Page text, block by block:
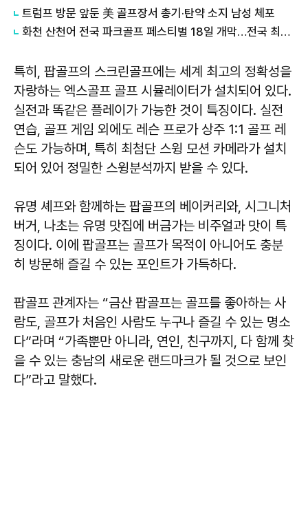
트럼프 방문 앞둔 美 골프장서 총기·탄약 소지 남성 체포
화천 산천어 전국 파크골프 페스티벌 18일 개막…전국 최대 3200명 출전
특히, 팝골프의 스크린골프에는 세계 최고의 정확성을
자랑하는 엑스골프 골프 시뮬레이터가 설치되어 있다.
실전과 똑같은 플레이가 가능한 것이 특징이다. 실전
연습, 골프 게임 외에도 레슨 프로가 상주 1:1 골프 레
슨도 가능하며, 특히 최첨단 스윙 모션 카메라가 설치
되어 있어 정밀한 스윙분석까지 받을 수 있다.
유명 셰프와 함께하는 팝골프의 베이커리와, 시그니처
버거, 나초는 유명 맛집에 버금가는 비주얼과 맛이 특
징이다. 이에 팝골프는 골프가 목적이 아니어도 충분
히 방문해 즐길 수 있는 포인트가 가득하다.
팝골프 관계자는 “금산 팝골프는 골프를 좋아하는 사
람도, 골프가 처음인 사람도 누구나 즐길 수 있는 명소
다”라며 “가족뿐만 아니라, 연인, 친구까지, 다 함께 찾
을 수 있는 충남의 새로운 랜드마크가 될 것으로 보인
다”라고 말했다.